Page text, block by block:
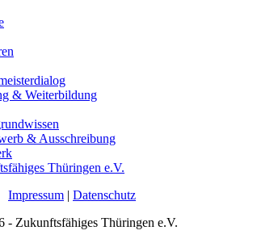
& Weiterbildung
& Ausschreibung
Thüringen e.V.
Impressum | Datenschutz
- Zukunftsfähiges Thüringen e.V.